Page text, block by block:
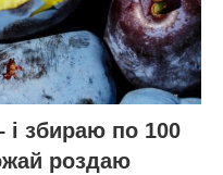
і збираю по 100
роздаю